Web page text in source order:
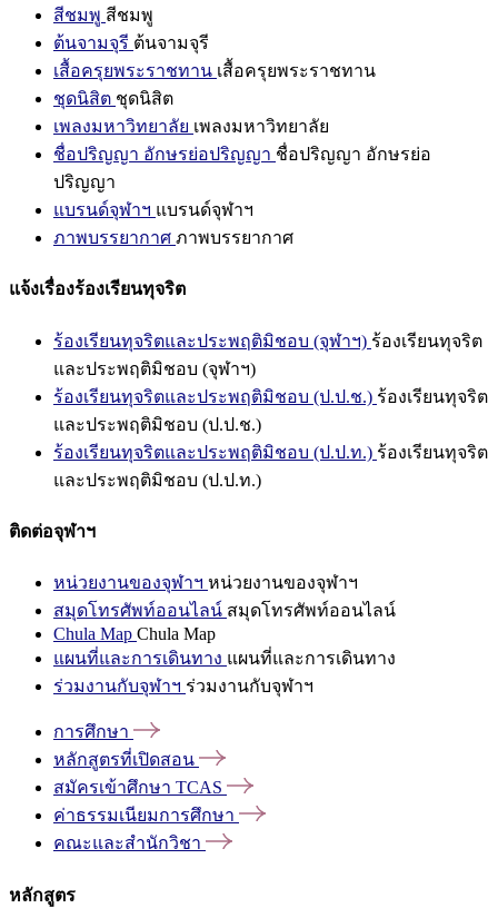
สีชมพู สีชมพู
ต้นจามจุรี ต้นจามจุรี
เสื้อครุยพระราชทาน เสื้อครุยพระราชทาน
ชุดนิสิต ชุดนิสิต
เพลงมหาวิทยาลัย เพลงมหาวิทยาลัย
ชื่อปริญญา อักษรย่อปริญญา ชื่อปริญญา อักษรย่อ
ปริญญา
แบรนด์จุฬาฯ แบรนด์จุฬาฯ
ภาพบรรยากาศ ภาพบรรยากาศ
แจ้งเรื่องร้องเรียนทุจริต
ร้องเรียนทุจริตและประพฤติมิชอบ (จุฬาฯ) ร้องเรียนทุจริต
และประพฤติมิชอบ (จุฬาฯ)
ร้องเรียนทุจริตและประพฤติมิชอบ (ป.ป.ช.) ร้องเรียนทุจริต
และประพฤติมิชอบ (ป.ป.ช.)
ร้องเรียนทุจริตและประพฤติมิชอบ (ป.ป.ท.) ร้องเรียนทุจริต
และประพฤติมิชอบ (ป.ป.ท.)
ติดต่อจุฬาฯ
หน่วยงานของจุฬาฯ หน่วยงานของจุฬาฯ
สมุดโทรศัพท์ออนไลน์ สมุดโทรศัพท์ออนไลน์
Chula Map Chula Map
แผนที่และการเดินทาง แผนที่และการเดินทาง
ร่วมงานกับจุฬาฯ ร่วมงานกับจุฬาฯ
การศึกษา
หลักสูตรที่เปิดสอน
สมัครเข้าศึกษา TCAS
ค่าธรรมเนียมการศึกษา
คณะและสำนักวิชา
หลักสูตร